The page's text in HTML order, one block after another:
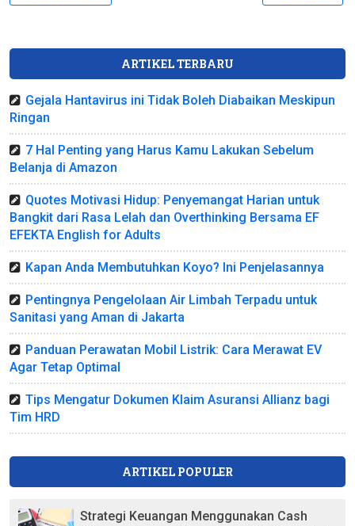
ARTIKEL TERBARU
Gejala Hantavirus ini Tidak Boleh Diabaikan Meskipun
Ringan
7 Hal Penting yang Harus Kamu Lakukan Sebelum
Belanja di Amazon
Quotes Motivasi Hidup: Penyemangat Harian untuk
Bangkit dari Rasa Lelah dan Overthinking Bersama EF
EFEKTA English for Adults
Kapan Anda Membutuhkan Koyo? Ini Penjelasannya
Pentingnya Pengelolaan Air Limbah Terpadu untuk
Sanitasi yang Aman di Jakarta
Panduan Perawatan Mobil Listrik: Cara Merawat EV
Agar Tetap Optimal
Tips Mengatur Dokumen Klaim Asuransi Allianz bagi
Tim HRD
ARTIKEL POPULER
Strategi Keuangan Menggunakan Cash